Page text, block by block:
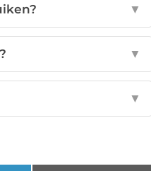
▼
▼
▼